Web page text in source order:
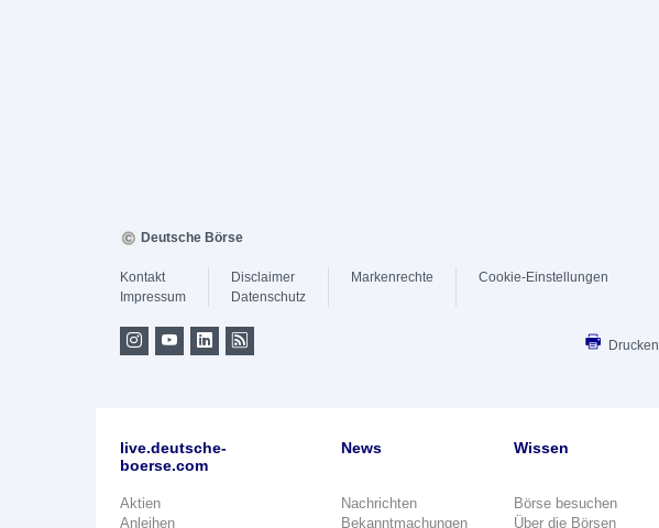
Deutsche Börse
Kontakt
Impressum
Disclaimer
Datenschutz
Markenrechte Cookie-Einstellungen
Drucken
live.deutsche-
boerse.com
Aktien
Anleihen
News
Nachrichten
Bekanntmachungen
Wissen
Börse besuchen
Über die Börsen